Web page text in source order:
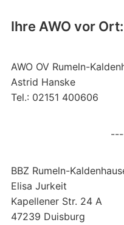
Ihre AWO vor Ort:
AWO OV Rumeln-
Astrid Hanske
Tel.: 02151 400606
BBZ Rumeln-
Elisa Jurkeit
Kapellener Str. 24 A
47239 Duisburg